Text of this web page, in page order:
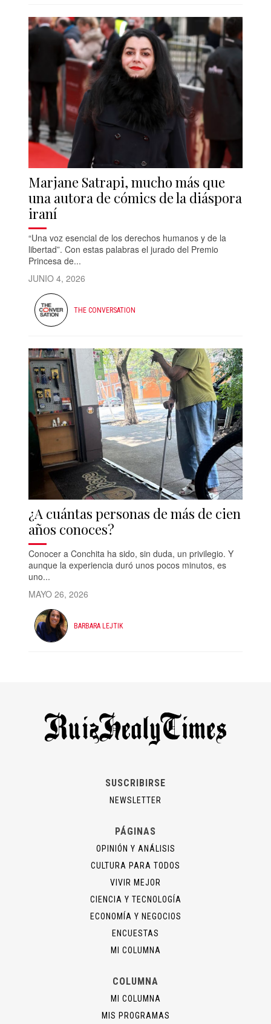
Marjane Satrapi, mucho más que
una autora de cómics de la diáspora
iraní
“Una voz esencial de los derechos humanos y de la
libertad”. Con estas palabras el jurado del Premio
Princesa de...
JUNIO 4, 2026
THE CONVERSATION
¿A cuántas personas de más de cien
años conoces?
Conocer a Conchita ha sido, sin duda, un privilegio. Y
aunque la experiencia duró unos pocos minutos, es
uno...
MAYO 26, 2026
BARBARA LEJTIK
SUSCRIBIRSE
NEWSLETTER
PÁGINAS
OPINIÓN Y ANÁLISIS
CULTURA PARA TODOS
VIVIR MEJOR
CIENCIA Y TECNOLOGÍA
ECONOMÍA Y NEGOCIOS
ENCUESTAS
MI COLUMNA
COLUMNA
MI COLUMNA
MIS PROGRAMAS